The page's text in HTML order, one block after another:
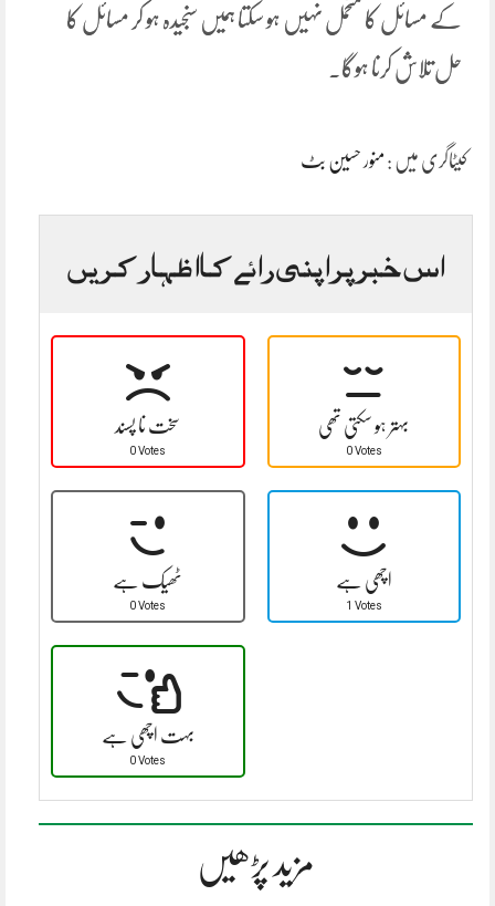
کے مسائل کا متحمل نہیں ہو سکتا ہمیں سنجیدہ ہو کر مسائل کا
حل تلاش کرنا ہوگا۔
کیٹاگری میں : منور حسین بٹ
اس خبر پر اپنی رائے کا اظہار کریں
سخت نا پسند
0 Votes
بہتر ہو سکتی تھی
0 Votes
ٹھیک ہے
0 Votes
اچھی ہے
1 Votes
بہت اچھی ہے
0 Votes
مزید پڑھیں